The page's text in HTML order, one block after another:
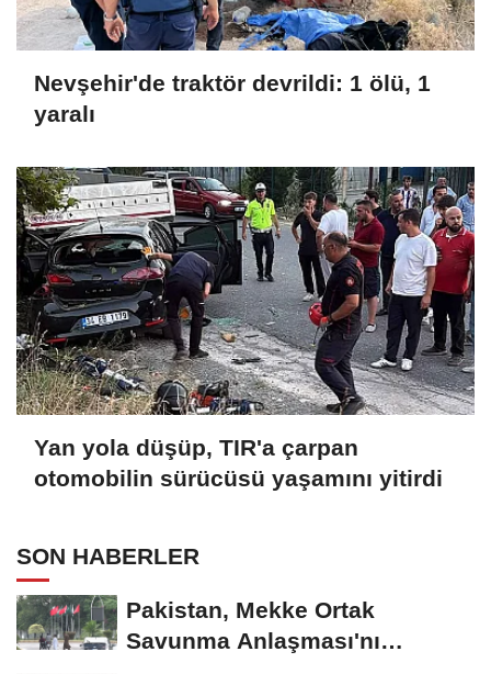
Nevşehir'de traktör devrildi: 1 ölü, 1
yaralı
Yan yola düşüp, TIR'a çarpan
otomobilin sürücüsü yaşamını yitirdi
SON HABERLER
Pakistan, Mekke Ortak
Savunma Anlaşması'nı